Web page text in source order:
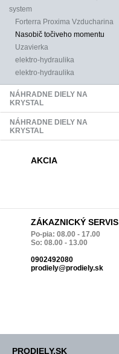
system
Forterra Proxima Vzducharina
Nasobič točiveho momentu
Uzavierka
elektro-hydraulika
elektro-hydraulika
NÁHRADNE DIELY NA
KRYSTAL
NÁHRADNE DIELY NA
KRYSTAL
AKCIA
ZÁKAZNICKÝ SERVIS
Po-pia: 08.00 - 17.00
So: 08.00 - 13.00
0902492080
prodiely@prodiely.sk
PRODIELY.SK